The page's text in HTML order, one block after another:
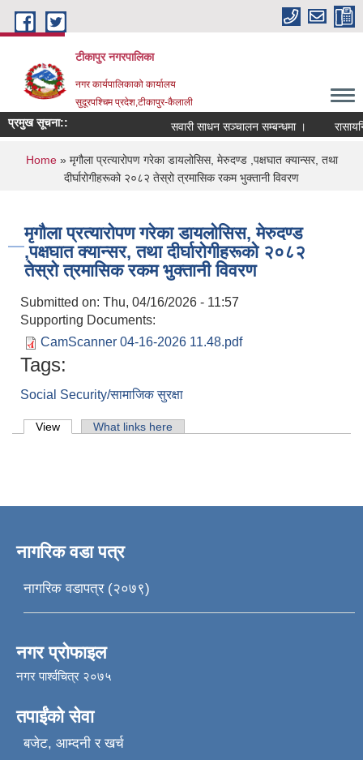
Skip to main content
टीकापुर नगरपालिका
नगर कार्यपालिकाको कार्यालय
सुदूरपश्चिम प्रदेश,टीकापुर-कैलाली
प्रमुख सूचना:: सवारी साधन सञ्चालन सम्बन्धमा ।
You are here
Home» मृगौला प्रत्यारोपण गरेका डायलोसिस, मेरुदण्ड ,पक्षघात क्यान्सर, तथा
दीर्घारोगीहरूको २०८२ तेस्रो त्रमासिक रकम भुक्तानी विवरण
मृगौला प्रत्यारोपण गरेका डायलोसिस, मेरुदण्ड
,पक्षघात क्यान्सर, तथा दीर्घारोगीहरूको २०८२
तेस्रो त्रमासिक रकम भुक्तानी विवरण
Submitted on: Thu, 04/16/2026 - 11:57
Supporting Documents:
CamScanner 04-16-2026 11.48.pdf
Tags:
Social Security/सामाजिक सुरक्षा
Primary tabs
View (active tab)What links here
नागरिक वडा पत्र
नागरिक वडापत्र (२०७९)
नगर प्रोफाइल
नगर पार्श्वचित्र २०७५
तपाईंको सेवा
बजेट, आम्दनी र खर्च